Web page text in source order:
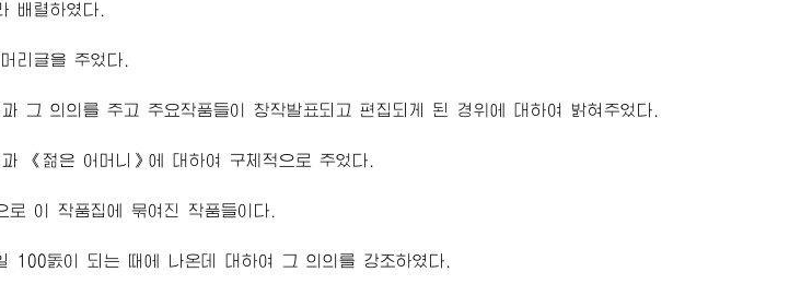
배렬하였다.
리글을 주었다.
그 의의를 주고 주요작품들이 창작발표되고 편집되게 된 경위에 대하여 밝혀주었다.
《젊은 어머니》에 대하여 구체적으로 주었다.
이 작품집에 묶여진 작품들이다.
100돐이 되는 때에 나온데 대하여 그 의의를 강조하였다.